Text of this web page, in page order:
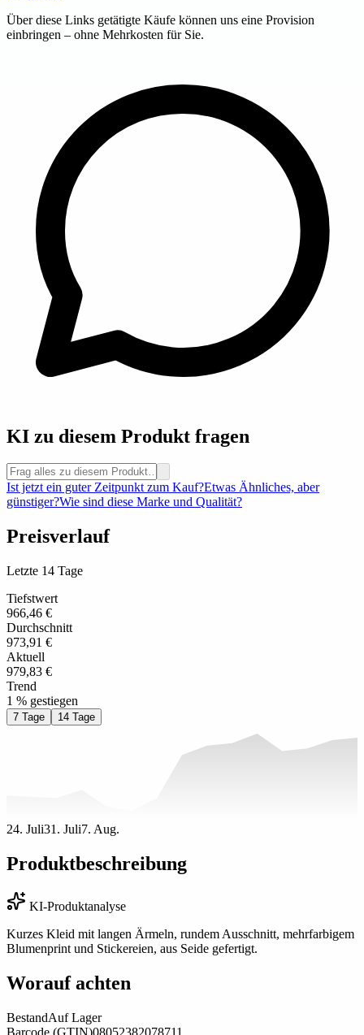
Über diese Links getätigte Käufe können uns eine Provision
einbringen – ohne Mehrkosten für Sie.
KI zu diesem Produkt fragen
Ist jetzt ein guter Zeitpunkt zum Kauf?Etwas Ähnliches, aber
günstiger?Wie sind diese Marke und Qualität?
Preisverlauf
Letzte 14 Tage
Tiefstwert
966,46 €
Durchschnitt
973,91 €
Aktuell
979,83 €
Trend
1 % gestiegen
7 Tage 14 Tage
24. Juli31. Juli7. Aug.
Produktbeschreibung
KI-Produktanalyse
Kurzes Kleid mit langen Ärmeln, rundem Ausschnitt, mehrfarbigem
Blumenprint und Stickereien, aus Seide gefertigt.
Worauf achten
BestandAuf Lager
Barcode (GTIN)08052382078711